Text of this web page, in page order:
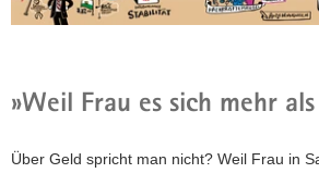
a
g
»Weil Frau es sich mehr
Über Geld spricht man nicht? Weil Frau in